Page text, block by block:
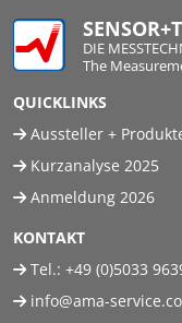
DIE
The
QUICKLINKS
Aussteller +
Kurzanalyse 2025
Anmeldung 2026
KONTAKT
Tel.: +49 (0)5033
info@ama-